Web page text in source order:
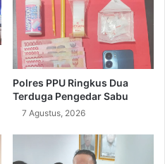
Polres PPU Ringkus Dua
Terduga Pengedar Sabu
7 Agustus, 2026